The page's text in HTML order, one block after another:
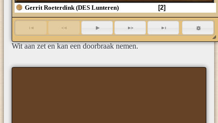
Gerrit Roeterdink (DES Lunteren) [2]
Wit aan zet en kan een doorbraak nemen.